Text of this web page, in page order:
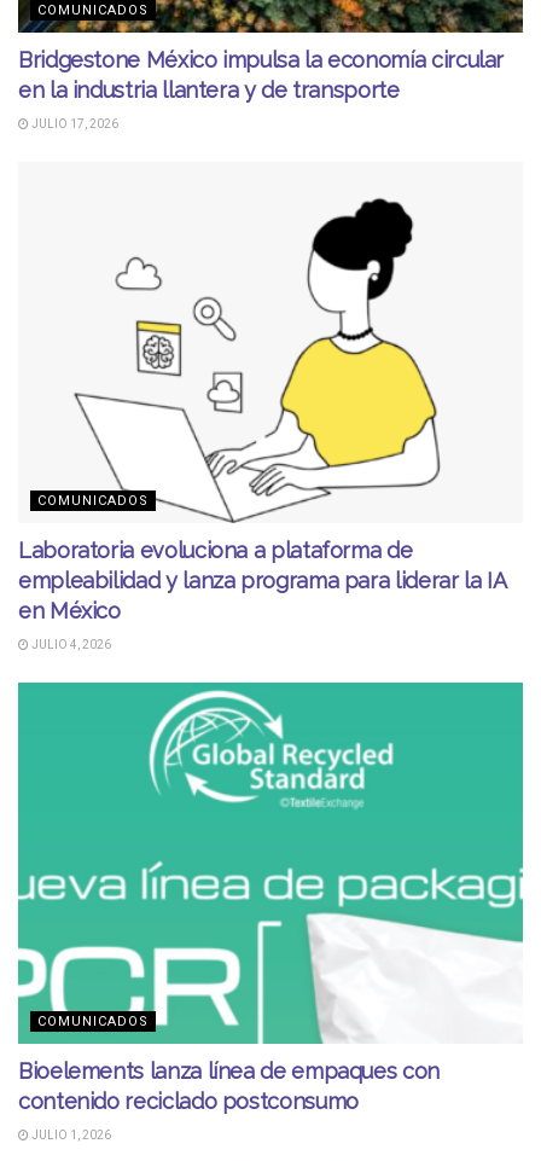
COMUNICADOS
Bridgestone México impulsa la economía circular
en la industria llantera y de transporte
JULIO 17, 2026
COMUNICADOS
Laboratoria evoluciona a plataforma de
empleabilidad y lanza programa para liderar la IA
en México
JULIO 4, 2026
COMUNICADOS
Bioelements lanza línea de empaques con
contenido reciclado postconsumo
JULIO 1, 2026